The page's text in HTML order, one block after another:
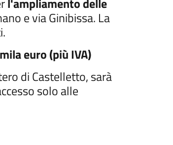
e via Ginibissa. La
euro (più IVA)
di Castelletto, sarà
solo alle